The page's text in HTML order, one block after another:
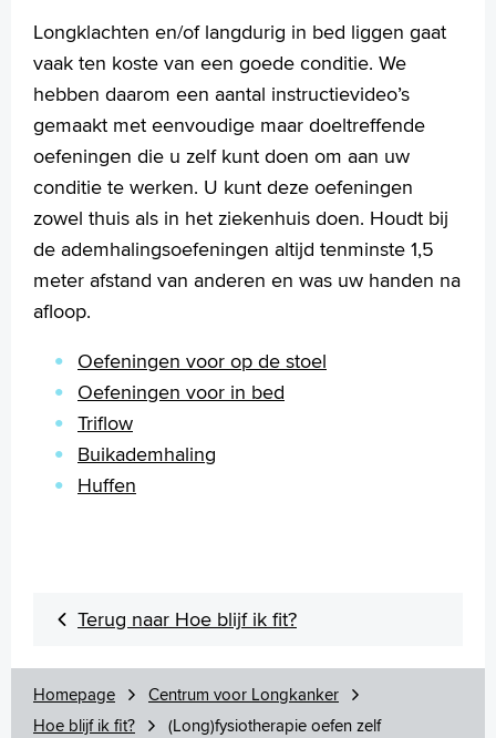
Longklachten en/of langdurig in bed liggen gaat
vaak ten koste van een goede conditie. We
hebben daarom een aantal instructievideo’s
gemaakt met eenvoudige maar doeltreffende
oefeningen die u zelf kunt doen om aan uw
conditie te werken. U kunt deze oefeningen
zowel thuis als in het ziekenhuis doen. Houdt bij
de ademhalingsoefeningen altijd tenminste 1,5
meter afstand van anderen en was uw handen na
afloop.
Oefeningen voor op de stoel
Oefeningen voor in bed
Triflow
Buikademhaling
Huffen
Terug naar Hoe blijf ik fit?
Homepage
Centrum voor Longkanker
Hoe blijf ik fit?
(Long)fysiotherapie oefen zelf